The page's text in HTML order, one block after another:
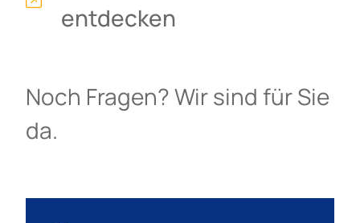
entdecken
Noch Fragen? Wir sind für Sie
da.